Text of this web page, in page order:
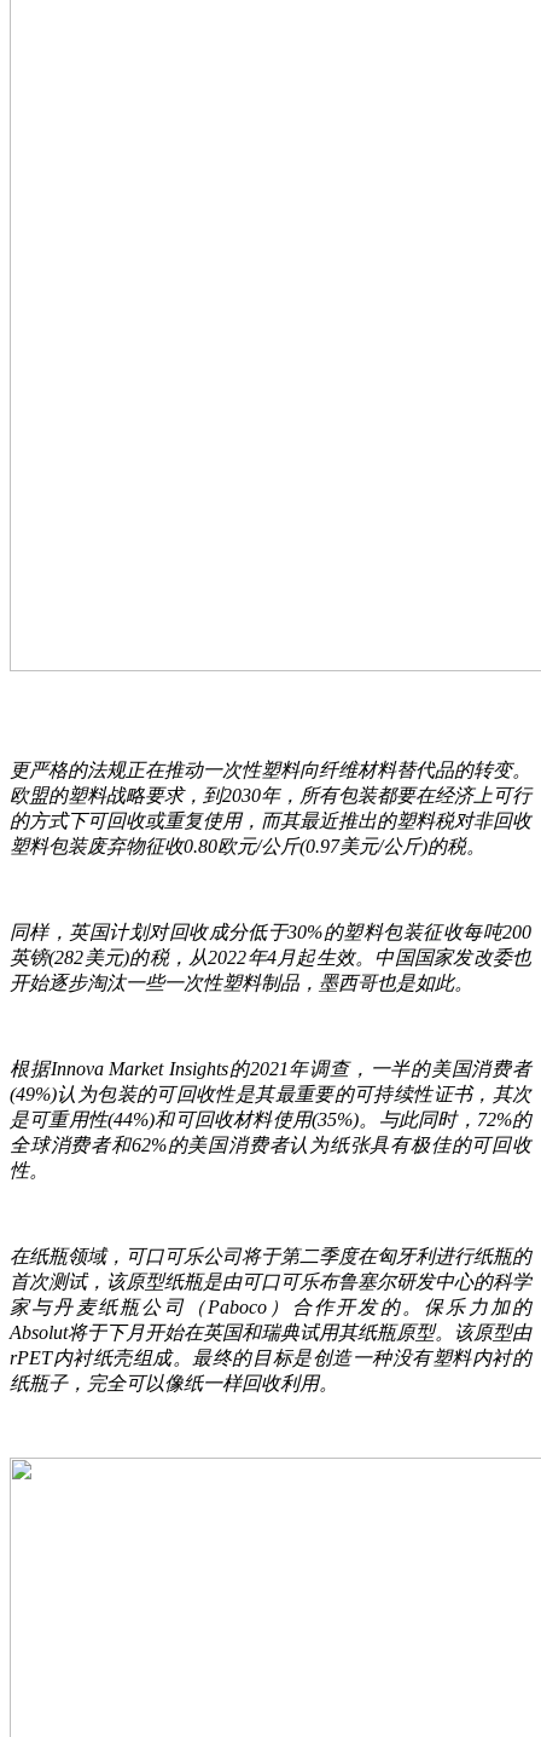
更严格的法规正在推动一次性塑料向纤维材料替代品的转变。
欧盟的塑料战略要求，到2030年，所有包装都要在经济上可行
的方式下可回收或重复使用，而其最近推出的塑料税对非回收
塑料包装废弃物征收0.80欧元/公斤(0.97美元/公斤)的税。
同样，英国计划对回收成分低于30%的塑料包装征收每吨200
英镑(282美元)的税，从2022年4月起生效。中国国家发改委也
开始逐步淘汰一些一次性塑料制品，墨西哥也是如此。
根据Innova Market Insights的2021年调查，一半的美国消费者
(49%)认为包装的可回收性是其最重要的可持续性证书，其次
是可重用性(44%)和可回收材料使用(35%)。与此同时，72%的
全球消费者和62%的美国消费者认为纸张具有极佳的可回收
性。
在纸瓶领域，可口可乐公司将于第二季度在匈牙利进行纸瓶的
首次测试，该原型纸瓶是由可口可乐布鲁塞尔研发中心的科学
家与丹麦纸瓶公司（Paboco）合作开发的。保乐力加的
Absolut将于下月开始在英国和瑞典试用其纸瓶原型。该原型由
rPET内衬纸壳组成。最终的目标是创造一种没有塑料内衬的
纸瓶子，完全可以像纸一样回收利用。